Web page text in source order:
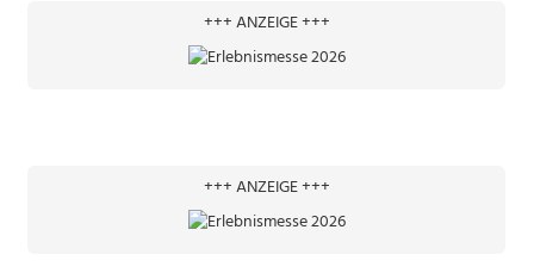
+++ ANZEIGE +++
+++ ANZEIGE +++